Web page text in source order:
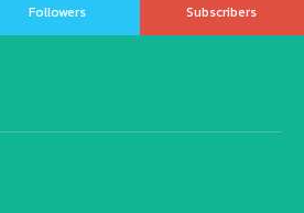
Followers
Subscribers